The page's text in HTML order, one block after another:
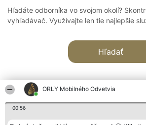
ORLY Mobilného Odvetvia
00:56
Hľadáte odborníka vo svojom okolí?
vyhľadávač. Využívajte len tie najlepšie
Hľadať